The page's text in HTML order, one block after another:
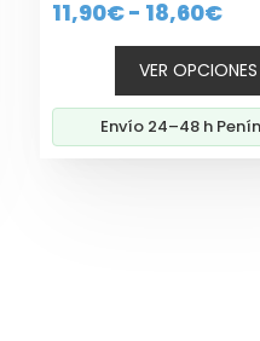
de 5
11,90€- 18,60€
de
VER OPCIONES
Envío 24–48 h